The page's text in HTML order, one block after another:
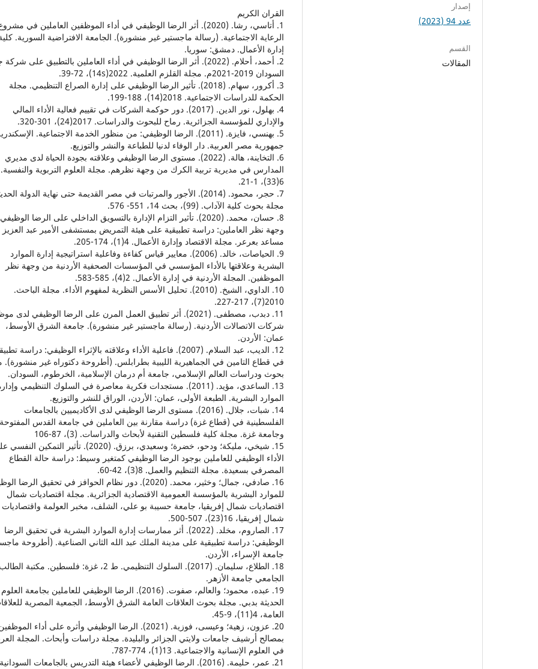
القران الكريم
1. أتاسي، رشا. (2020). أثر الرضا الوظيفي في أداء الموظفين العاملين في
الرعاية الاجتماعية. (رسالة ماجستير غير منشورة). الجامعة الافتراضية السورية.
إدارة الأعمال. دمشق: سوريا.
2. أحمد، أحلام. (2022). أثر الرضا الوظيفي في أداء العاملين بالتطبيق على
السودان 2019-2021م. مجلة القلزم العلمية. 2022(14s)، 39-72.
3. أكرور، سهام. (2018). تأثير الرضا الوظيفي على إدارة الصراع التنظيمي. مجلة
الحكمة للدراسات الاجتماعية. 2018(14)، 188-199.
4. بهلول، نور الدين. (2017). دور حوكمة الشركات في تقييم فعالية الأداء المالي
والإداري للمؤسسة الجزائرية. رماح للبحوث والدراسات. 2017(24)، 301-320.
5. بهنسي، فايزة. (2011). الرضا الوظيفي: من منظور الخدمة الاجتماعية.
جمهورية مصر العربية. دار الوفاء لدنيا للطباعة والنشر والتوزيع.
6. التخاينة، هالة. (2022). مستوى الرضا الوظيفي وعلاقته بجودة الحياة لدى مديري
المدارس في مديرية تربية الكرك من وجهة نظرهم. مجلة العلوم التربوية والنفسية.
6(33)، 1-21.
7. حجر، محمود. (2014). الأجور والمرتبات في مصر القديمة حتى نهاية الدولة
مجلة بحوث كلية الآداب. (99)، بحث 14، 551- 576.
8. حسان، محمد. (2020). تأثير التزام الإدارة بالتسويق الداخلي على الرضا
وجهة نظر العاملين: دراسة تطبيقية على هيئة التمريض بمستشفى الأمير عبد
مساعد بعرعر. مجلة الاقتصاد وإدارة الأعمال. 4(1)، 174-205.
9. الحياصات، خالد. (2006). معايير قياس كفاءة وفاعلية استراتيجية إدارة الموارد
البشرية وعلاقتها بالأداء المؤسسي في المؤسسات الصحفية الأردنية من وجهة نظر
الموظفين. المجلة الأردنية في إدارة الأعمال. 2(4)، 585-583.
10. الداوي، الشيخ. (2010). تحليل الأسس النظرية لمفهوم الأداء. مجلة الباحث.
2010(7)، 217-227.
11. دبدب، مصطفى. (2021). أثر تطبيق العمل المرن على الرضا الوظيفي لدى
شركات الاتصالات الأردنية. (رسالة ماجستير غير منشورة). جامعة الشرق الأوسط،
عمان: الأردن.
12. الديب، عبد السلام. (2007). فاعلية الأداء وعلاقته بالإثراء الوظيفي: دراسة
في قطاع التامين في الجماهيرية الليبية بطرابلس. (أطروحة دكتوراه غير منشورة).
بحوث ودراسات العالم الإسلامي، جامعة أم درمان الإسلامية، الخرطوم، السودان.
13. الساعدي، مؤيد. (2011). مستجدات فكرية معاصرة في السلوك التنظيمي
الموارد البشرية. الطبعة الأولى، عمان: الأردن، الوراق للنشر والتوزيع.
14. شبات، جلال. (2016). مستوى الرضا الوظيفي لدى الأكاديميين بالجامعات
الفلسطينية في (قطاع غزة) دراسة مقارنة بين العاملين في جامعة القدس المفتوحة
وجامعة غزة. مجلة كلية فلسطين التقنية لأبحاث والدراسات. (3)، 87-106
15. شيخي، مليكة؛ ودحو، خضرة؛ وسعيدي، برزق. (2020). تأثير التمكين
الأداء الوظيفي للعاملين بوجود الرضا الوظيفي كمتغير وسيط: دراسة حالة القطاع
المصرفي بسعيدة. مجلة التنظيم والعمل. 8(3)، 42-60.
16. صادفي، جمال؛ وخثير، محمد. (2020). دور نظام الحوافز في تحقيق الرضا
للموارد البشرية بالمؤسسة العمومية الاقتصادية الجزائرية. مجلة اقتصاديات شمال
اقتصاديات شمال إفريقيا، جامعة حسيبة بو علي، الشلف، مخبر العولمة واقتصاديات
شمال إفريقيا، 16(23)، 507-500.
17. الصاروم، مخلد. (2022). أثر ممارسات إدارة الموارد البشرية في تحقيق الرضا
الوظيفي: دراسة تطبيقية على مدينة الملك عبد الله الثاني الصناعية. (أطروحة
جامعة الإسراء، الأردن.
18. الطلاع، سليمان. (2017). السلوك التنظيمي. ط 2، غزة: فلسطين. مكتبة الطالب
الجامعي جامعة الأزهر.
19. عبده، محمود؛ والعالم، صفوت. (2016). الرضا الوظيفي للعاملين بجامعة العلوم
الحديثة بدبي. مجلة بحوث العلاقات العامة الشرق الأوسط، الجمعية المصرية
العامة، 4(11)، 9-45.
20. عزون، زهية؛ وعيسى، فوزية. (2021). الرضا الوظيفي وأثره على أداء
بمصالح أرشيف جامعات ولايتي الجزائر والبليدة. مجلة دراسات وأبحاث. المجلة
في العلوم الإنسانية والاجتماعية. 13(1)، 774-787.
21. عمر، حليمة. (2016). الرضا الوظيفي لأعضاء هيئة التدريس بالجامعات
إصدار
عدد 94 (2023)
القسم
المقالات